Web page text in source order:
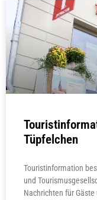
Tüpfelchen
Touristinformation
und
Nachrichten für